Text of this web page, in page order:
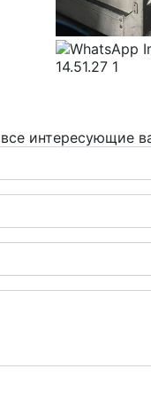
интересующие